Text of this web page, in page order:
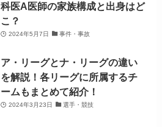
科医A医師の家族構成と出身はど
こ？
2024年5月7日 事件・事故
ア・リーグとナ・リーグの違い
を解説！各リーグに所属するチ
ームもまとめて紹介！
2024年3月23日 選手・競技